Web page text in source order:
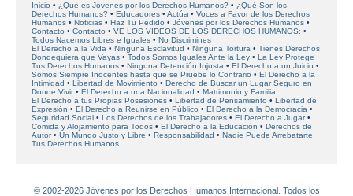
Inicio ¿Qué es Jóvenes por los Derechos Humanos?
¿Qué Son los
Derechos Humanos?
Educadores Actúa
Voces a Favor de los Derechos
Humanos
Noticias Haz Tu Pedido
Jóvenes por los Derechos Humanos
Contacto
Contacto
VE LOS VIDEOS DE LOS DERECHOS HUMANOS:
Todos Nacemos Libres e Iguales
No Discrimines
El Derecho a la Vida
Ninguna Esclavitud Ninguna Tortura
Tienes Derechos
Dondequiera que Vayas
Todos Somos Iguales Ante la Ley
La Ley Protege
Tus Derechos Humanos
Ninguna Detención Injusta
El Derecho a un Juicio
Somos Siempre Inocentes hasta que se Pruebe lo Contrario
El Derecho a la
Intimidad
Libertad de Movimiento
Derecho de Buscar un Lugar Seguro en
Donde Vivir
El Derecho a una Nacionalidad
Matrimonio y Familia
El Derecho a tus Propias Posesiones
Libertad de Pensamiento
Libertad de
Expresión
El Derecho a Reunirse en Público
El Derecho a la Democracia
Seguridad Social
Los Derechos de los Trabajadores
El Derecho a Jugar
Comida y Alojamiento para Todos
El Derecho a la Educación
Derechos de
Autor
Un Mundo Justo y Libre Responsabilidad
Nadie Puede Arrebatarte
Tus Derechos Humanos
© 2002-2026 Jóvenes por los Derechos Humanos Internacional. Todos los